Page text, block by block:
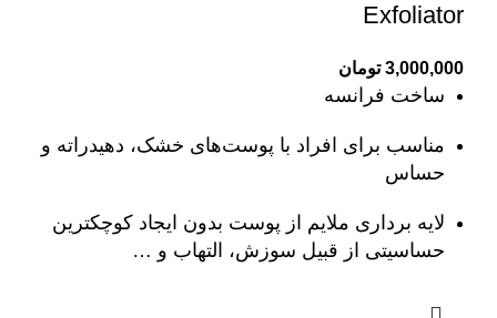
Exfoliator
3,000,000 تومان
ساخت فرانسه
مناسب برای افراد با پوست‌های خشک، دهیدراته و
حساس
لایه برداری ملایم از پوست بدون ایجاد کوچکترین
حساسیتی از قبیل سوزش، التهاب و …